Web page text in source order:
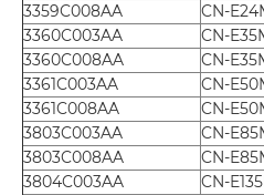
3359C008AA
CN-
3360C003AA
CN-
3360C008AA
CN-
3361C003AA
CN-
3361C008AA
CN-
3803C003AA
CN-
3803C008AA
CN-
3804C003AA
CN-